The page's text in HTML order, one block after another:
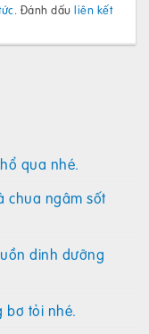
. Đánh dấuliên kết
qua nhé.
chua ngâm sốt
dinh dưỡng
bơ tỏi nhé.